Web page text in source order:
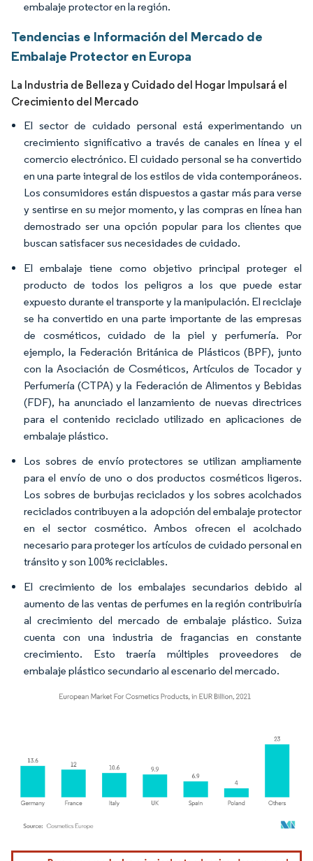
embalaje protector en la región.
Tendencias e Información del Mercado de
Embalaje Protector en Europa
La Industria de Belleza y Cuidado del Hogar Impulsará el
Crecimiento del Mercado
El sector de cuidado personal está experimentando un
crecimiento significativo a través de canales en línea y el
comercio electrónico. El cuidado personal se ha convertido
en una parte integral de los estilos de vida contemporáneos.
Los consumidores están dispuestos a gastar más para verse
y sentirse en su mejor momento, y las compras en línea han
demostrado ser una opción popular para los clientes que
buscan satisfacer sus necesidades de cuidado.
El embalaje tiene como objetivo principal proteger el
producto de todos los peligros a los que puede estar
expuesto durante el transporte y la manipulación. El reciclaje
se ha convertido en una parte importante de las empresas
de cosméticos, cuidado de la piel y perfumería. Por
ejemplo, la Federación Británica de Plásticos (BPF), junto
con la Asociación de Cosméticos, Artículos de Tocador y
Perfumería (CTPA) y la Federación de Alimentos y Bebidas
(FDF), ha anunciado el lanzamiento de nuevas directrices
para el contenido reciclado utilizado en aplicaciones de
embalaje plástico.
Los sobres de envío protectores se utilizan ampliamente
para el envío de uno o dos productos cosméticos ligeros.
Los sobres de burbujas reciclados y los sobres acolchados
reciclados contribuyen a la adopción del embalaje protector
en el sector cosmético. Ambos ofrecen el acolchado
necesario para proteger los artículos de cuidado personal en
tránsito y son 100% reciclables.
El crecimiento de los embalajes secundarios debido al
aumento de las ventas de perfumes en la región contribuiría
al crecimiento del mercado de embalaje plástico. Suiza
cuenta con una industria de fragancias en constante
crecimiento. Esto traería múltiples proveedores de
embalaje plástico secundario al escenario del mercado.
Imagen © Mordor Intelligence. El uso requiere atribución según CC BY 4.0.